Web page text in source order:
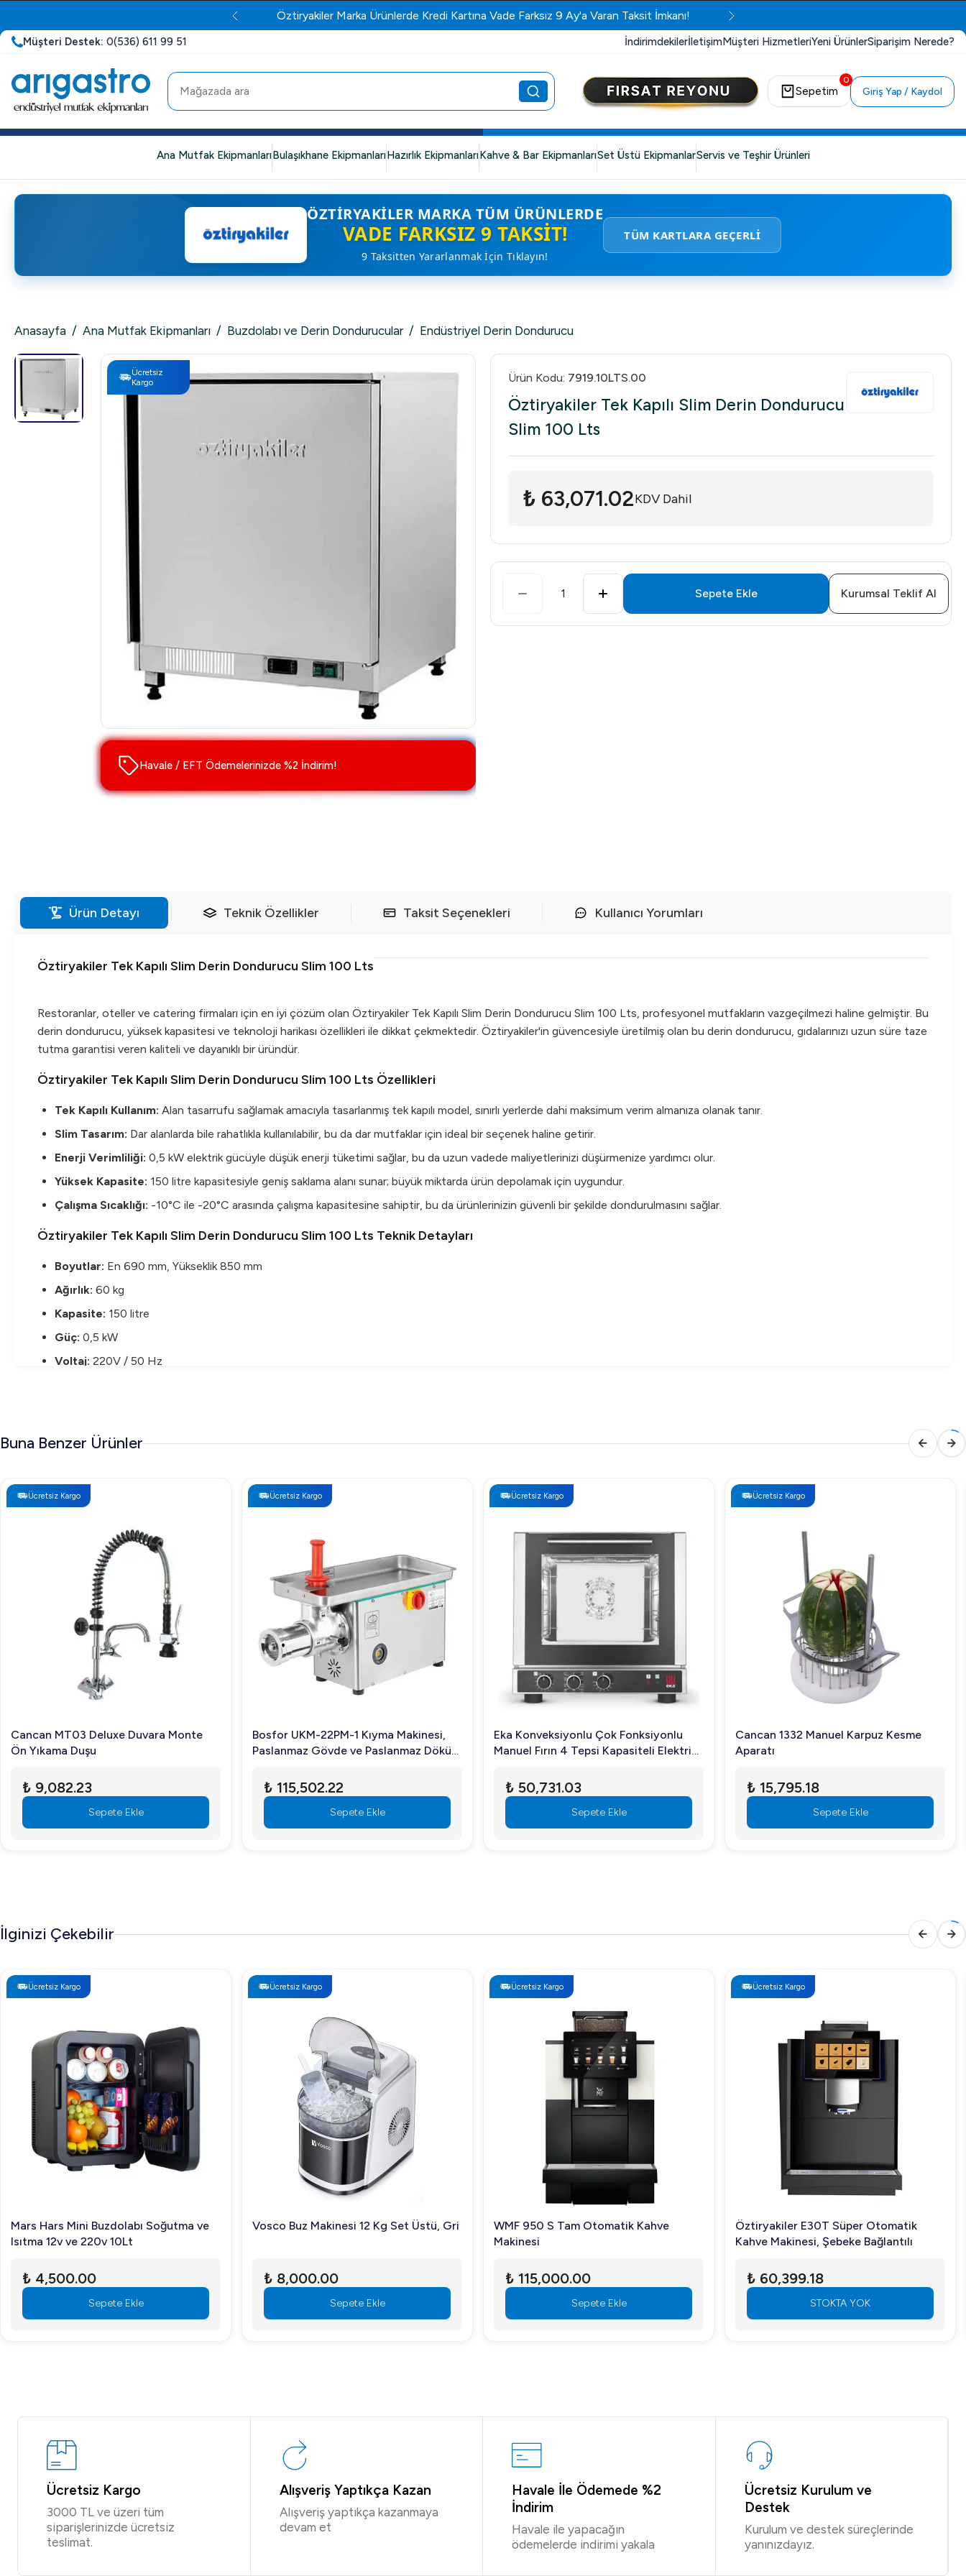
Öztiryakiler Marka Ürünlerde Kredi Kartına Vade Farksız 9 Ay'a Varan Taksit İmkanı!
Müşteri Destek: 0(536) 611 99 51 İndirimdekilerİletişimMüşteri HizmetleriYeni ÜrünlerSiparişim Nerede?
0
Sepetim Giriş Yap / Kaydol
Ana Mutfak EkipmanlarıBulaşıkhane EkipmanlarıHazırlık EkipmanlarıKahve & Bar EkipmanlarıSet Üstü EkipmanlarServis ve Teşhir Ürünleri
ÖZTIRYAKILER MARKA TÜM ÜRÜNLERDE
VADE FARKSIZ 9 TAKSIT!
9 Taksitten Yararlanmak İçin Tıklayın!
TÜM KARTLARA GEÇERLİ
Anasayfa / Ana Mutfak Ekipmanları / Buzdolabı ve Derin Dondurucular / Endüstriyel Derin Dondurucu
Ücretsiz
Kargo
Havale / EFT Ödemelerinizde %2 İndirim!
Ürün Kodu: 7919.10LTS.00
Öztiryakiler Tek Kapılı Slim Derin Dondurucu
Slim 100 Lts
₺ 63,071.02KDV Dahil
1 Sepete Ekle Kurumsal Teklif Al
Ürün Detayı Teknik Özellikler Taksit Seçenekleri Kullanıcı Yorumları
Öztiryakiler Tek Kapılı Slim Derin Dondurucu Slim 100 Lts
Restoranlar, oteller ve catering firmaları için en iyi çözüm olan Öztiryakiler Tek Kapılı Slim Derin Dondurucu Slim 100 Lts, profesyonel mutfakların vazgeçilmezi haline gelmiştir. Bu
derin dondurucu, yüksek kapasitesi ve teknoloji harikası özellikleri ile dikkat çekmektedir. Öztiryakiler'in güvencesiyle üretilmiş olan bu derin dondurucu, gıdalarınızı uzun süre taze
tutma garantisi veren kaliteli ve dayanıklı bir üründür.
Öztiryakiler Tek Kapılı Slim Derin Dondurucu Slim 100 Lts Özellikleri
Tek Kapılı Kullanım: Alan tasarrufu sağlamak amacıyla tasarlanmış tek kapılı model, sınırlı yerlerde dahi maksimum verim almanıza olanak tanır.
Slim Tasarım: Dar alanlarda bile rahatlıkla kullanılabilir, bu da dar mutfaklar için ideal bir seçenek haline getirir.
Enerji Verimliliği: 0,5 kW elektrik gücüyle düşük enerji tüketimi sağlar, bu da uzun vadede maliyetlerinizi düşürmenize yardımcı olur.
Yüksek Kapasite: 150 litre kapasitesiyle geniş saklama alanı sunar; büyük miktarda ürün depolamak için uygundur.
Çalışma Sıcaklığı: -10°C ile -20°C arasında çalışma kapasitesine sahiptir, bu da ürünlerinizin güvenli bir şekilde dondurulmasını sağlar.
Öztiryakiler Tek Kapılı Slim Derin Dondurucu Slim 100 Lts Teknik Detayları
Boyutlar: En 690 mm, Yükseklik 850 mm
Ağırlık: 60 kg
Kapasite: 150 litre
Güç: 0,5 kW
Voltaj: 220V / 50 Hz
Tezgah Altı
Öztiryakiler Tek Kapılı Slim Derin Dondurucu Slim 100 Lts Fiyatı
yerinizde bu ürüne sahip olmayı daha da kolaylaştırabilir. Detaylı bilgi ve teklif almak için bize ulaşın.
Öztiryakiler Tek Kapılı Slim Derin Dondurucu Slim 100 Lts Neden Tercih Edilmeli?
Öztiryakiler Tek Kapılı Slim Derin Dondurucu Slim 100 Lts, kullanım kolaylığı ve sağlam yapısıyla profesyonel mutfaklar için vazgeçilmezdir. Güçlü soğutma kapasitesi, gıdalarınızın
uzun vadede tazeliğini koruyarak işletmenizin kalite standartlarını yükseltir. Ayrıca, dayanıklı yapısı sayesinde uzun yıllar boyunca bakım masraflarını en aza indirir.
Sıkça Sorulan Sorular
Bu derin dondurucu hangi işletmeler için uygundur?
Derin dondurucu, restoranlar, otel mutfakları ve catering firmaları gibi gıda depolama ihtiyacı olan tüm profesyonel işletmeler için idealdir.
Dar alanlarda kullanıma uygun mu?
Ürün garantisi var mı?
Evet, Öztiryakiler ürünleri güvence altındadır ve sınırlı garanti ile sunulur.
Buna Benzer Ürünler
Ücretsiz Kargo
Cancan MT03 Deluxe Duvara Monte
Ön Yıkama Duşu
₺ 9,082.23
Sepete Ekle
Ücretsiz Kargo
Bosfor UKM-22PM-1 Kıyma Makinesi,
Paslanmaz Gövde ve Paslanmaz Döküm
₺ 115,502.22
Sepete Ekle
Ücretsiz Kargo
Eka Konveksiyonlu Çok Fonksiyonlu
Manuel Fırın 4 Tepsi Kapasiteli Elektrikli
₺ 50,731.03
Sepete Ekle
Ücretsiz Kargo
Cancan 1332 Manuel Karpuz Kesme
Aparatı
₺ 15,795.18
Sepete Ekle
İlginizi Çekebilir
Ücretsiz Kargo
Mars Hars Mini Buzdolabı Soğutma ve
Isıtma 12v ve 220v 10Lt
₺ 4,500.00
Sepete Ekle
Ücretsiz Kargo
Vosco Buz Makinesi 12 Kg Set Üstü, Gri
₺ 8,000.00
Sepete Ekle
Ücretsiz Kargo
WMF 950 S Tam Otomatik Kahve
Makinesi
₺ 115,000.00
Sepete Ekle
Ücretsiz Kargo
Öztiryakiler E30T Süper Otomatik
Kahve Makinesi, Şebeke Bağlantılı
₺ 60,399.18
STOKTA YOK
Ücretsiz Kargo
3000 TL ve üzeri tüm
siparişlerinizde ücretsiz
teslimat.
Alışveriş Yaptıkça Kazan
Alışveriş yaptıkça kazanmaya
devam et
Havale İle Ödemede %2
İndirim
Havale ile yapacağın
ödemelerde indirimi yakala
Ücretsiz Kurulum ve
Destek
Kurulum ve destek süreçlerinde
yanınızdayız.